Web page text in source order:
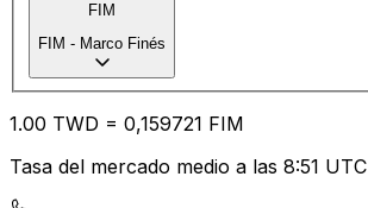
FIM
FIM - Marco Finés
1.00 TWD = 0,159721 FIM
Tasa del mercado medio a las 8:51 UTC